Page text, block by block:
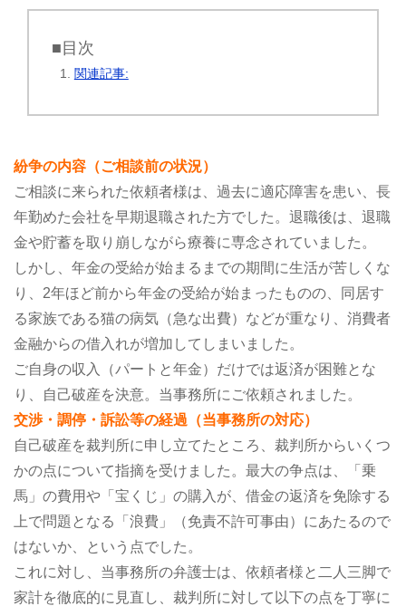
■目次
関連記事:
紛争の内容（ご相談前の状況）
ご相談に来られた依頼者様は、過去に適応障害を患い、長
年勤めた会社を早期退職された方でした。退職後は、退職
金や貯蓄を取り崩しながら療養に専念されていました。
しかし、年金の受給が始まるまでの期間に生活が苦しくな
り、2年ほど前から年金の受給が始まったものの、同居す
る家族である猫の病気（急な出費）などが重なり、消費者
金融からの借入れが増加してしまいました。
ご自身の収入（パートと年金）だけでは返済が困難とな
り、自己破産を決意。当事務所にご依頼されました。
交渉・調停・訴訟等の経過（当事務所の対応）
自己破産を裁判所に申し立てたところ、裁判所からいくつ
かの点について指摘を受けました。最大の争点は、「乗
馬」の費用や「宝くじ」の購入が、借金の返済を免除する
上で問題となる「浪費」（免責不許可事由）にあたるので
はないか、という点でした。
これに対し、当事務所の弁護士は、依頼者様と二人三脚で
家計を徹底的に見直し、裁判所に対して以下の点を丁寧に